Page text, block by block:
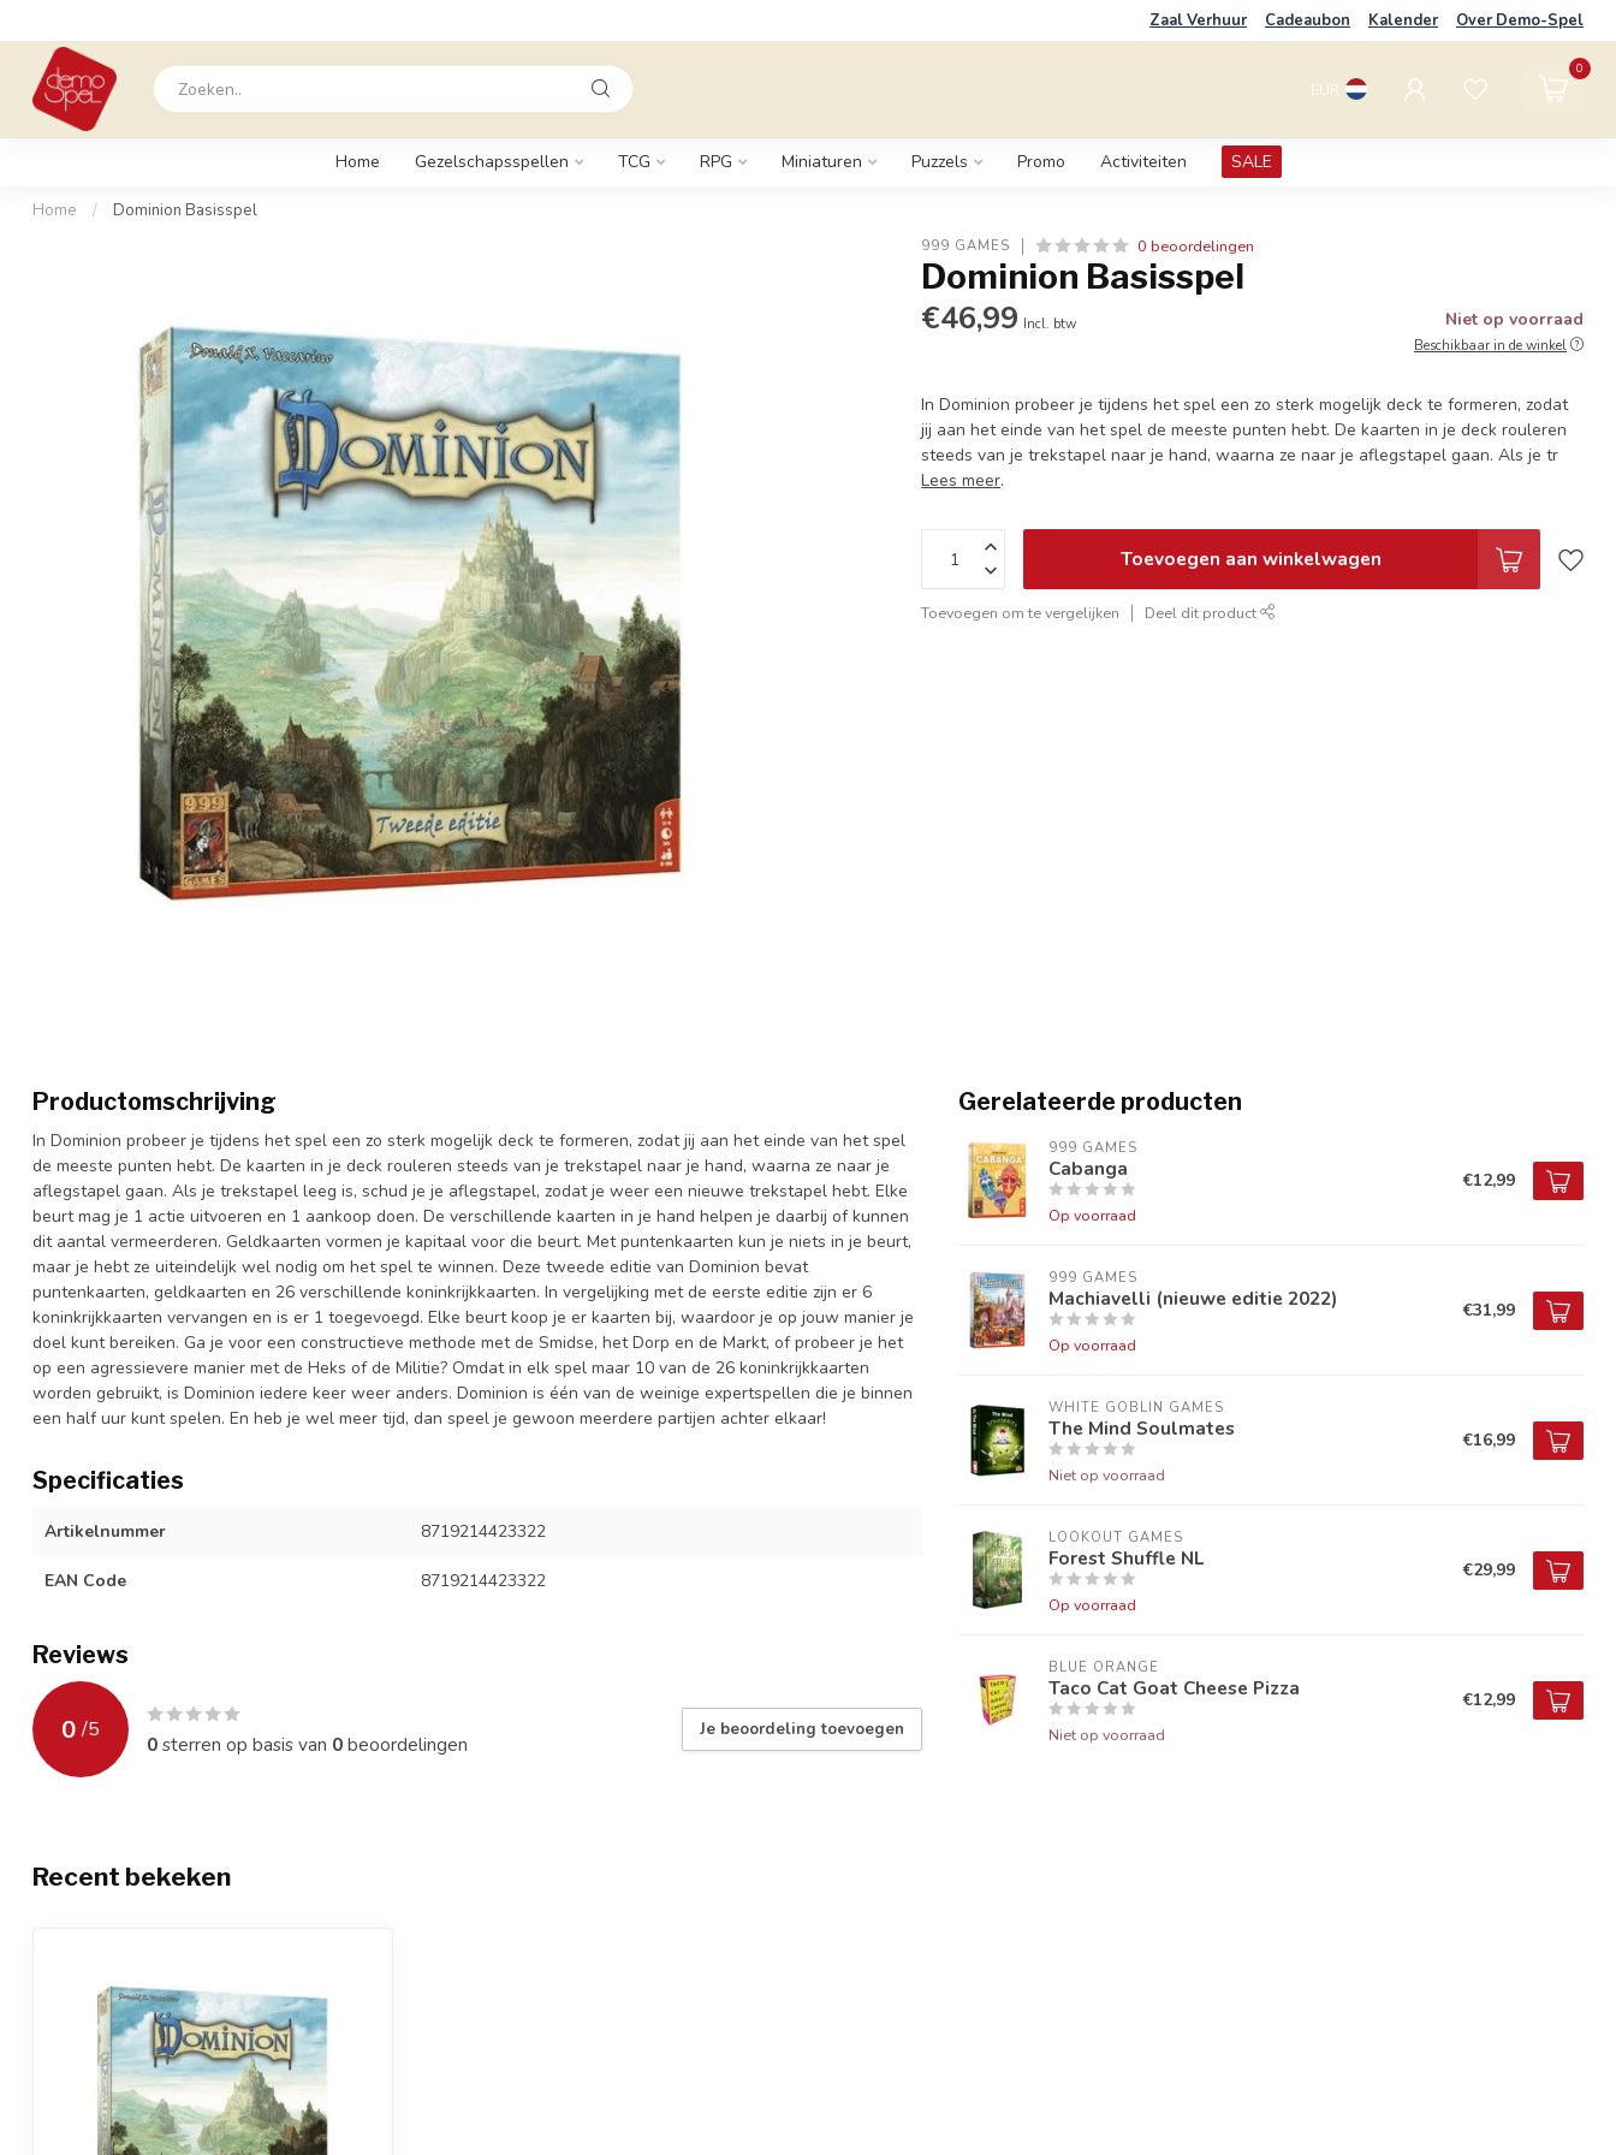
Zaal Verhuur Cadeaubon Kalender Over Demo-Spel
EUR
0
Home Gezelschapsspellen TCG RPG Miniaturen Puzzels Promo Activiteiten SALE
Home / Dominion Basisspel
999 GAMES 0 beoordelingen
Dominion Basisspel
€46,99 Incl. btw Niet op voorraad
Beschikbaar in de winkel
In Dominion probeer je tijdens het spel een zo sterk mogelijk deck te formeren, zodat
jij aan het einde van het spel de meeste punten hebt. De kaarten in je deck rouleren
steeds van je trekstapel naar je hand, waarna ze naar je aflegstapel gaan. Als je tr
Lees meer.
Toevoegen aan winkelwagen
Toevoegen om te vergelijken Deel dit product
Productomschrijving
In Dominion probeer je tijdens het spel een zo sterk mogelijk deck te formeren, zodat jij aan het einde van het spel
de meeste punten hebt. De kaarten in je deck rouleren steeds van je trekstapel naar je hand, waarna ze naar je
aflegstapel gaan. Als je trekstapel leeg is, schud je je aflegstapel, zodat je weer een nieuwe trekstapel hebt. Elke
beurt mag je 1 actie uitvoeren en 1 aankoop doen. De verschillende kaarten in je hand helpen je daarbij of kunnen
dit aantal vermeerderen. Geldkaarten vormen je kapitaal voor die beurt. Met puntenkaarten kun je niets in je beurt,
maar je hebt ze uiteindelijk wel nodig om het spel te winnen. Deze tweede editie van Dominion bevat
puntenkaarten, geldkaarten en 26 verschillende koninkrijkkaarten. In vergelijking met de eerste editie zijn er 6
koninkrijkkaarten vervangen en is er 1 toegevoegd. Elke beurt koop je er kaarten bij, waardoor je op jouw manier je
doel kunt bereiken. Ga je voor een constructieve methode met de Smidse, het Dorp en de Markt, of probeer je het
op een agressievere manier met de Heks of de Militie? Omdat in elk spel maar 10 van de 26 koninkrijkkaarten
worden gebruikt, is Dominion iedere keer weer anders. Dominion is één van de weinige expertspellen die je binnen
een half uur kunt spelen. En heb je wel meer tijd, dan speel je gewoon meerdere partijen achter elkaar!
Specificaties
Artikelnummer 8719214423322
EAN Code 8719214423322
Reviews
0 /5
0sterren op basis van 0beoordelingen
Je beoordeling toevoegen
Gerelateerde producten
999 GAMES
Cabanga
Op voorraad
€12,99
999 GAMES
Machiavelli (nieuwe editie 2022)
Op voorraad
€31,99
WHITE GOBLIN GAMES
The Mind Soulmates
Niet op voorraad
€16,99
LOOKOUT GAMES
Forest Shuffle NL
Op voorraad
€29,99
BLUE ORANGE
Taco Cat Goat Cheese Pizza
Niet op voorraad
€12,99
Recent bekeken